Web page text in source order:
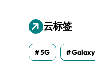
云标签
5G Galaxy